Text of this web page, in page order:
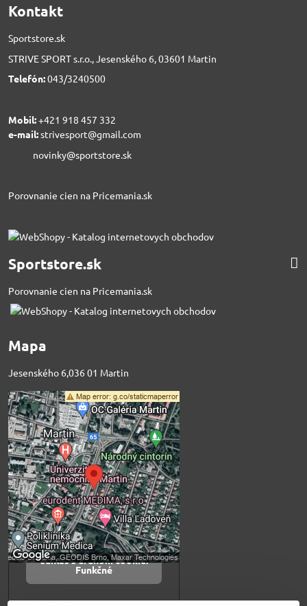
Kontakt
Sportstore.sk
STRIVE SPORT s.r.o., Jesenského 6, 03601 Martin
Telefón:043/3240500
Mobil:+421 918 457 332
e-mail:strivesport@gmail.com
novinky@sportstore.sk
Porovnanie cien na Pricemania.sk
Sportstore.sk
Porovnanie cien na Pricemania.sk
Mapa
Jesenského 6,036 01 Martin
Externý obsah je
blokovaný Voľbami
súkromia
Prajete si načítať externý obsah?
Povoliť tentokrát
Povoliť a zapamätať -
súhlas s druhom cookie:
Funkčné